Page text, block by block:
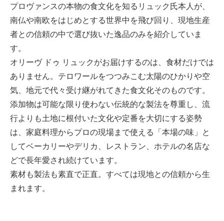
プロヴァンスの本物の食文化を知るリュック氏本人が、
南仏や南欧をはじめとする世界中を飛び回り、現地生産
者との信頼の中で選び抜いた逸品のみを紹介していま
す。
オリーヴ ドゥ リュックがお届けするのは、食材だけでは
ありません。テロワールをつつみこむ太陽のひかりや空
気、地元で代々受け継がれてきた食文化そのものです。
添加物は可能な限り使わない伝統的な製法を尊重し、流
行よりも土地に根付いた文化や定番を大切にする姿勢
は、家庭料理からプロの現場まで使える「本場の味」と
してベーカリーやデリカ、レストラン、ホテルの名店な
どで長年愛され続けています。
素材も製法も素直で正直。すべては現地との信頼から生
まれます。